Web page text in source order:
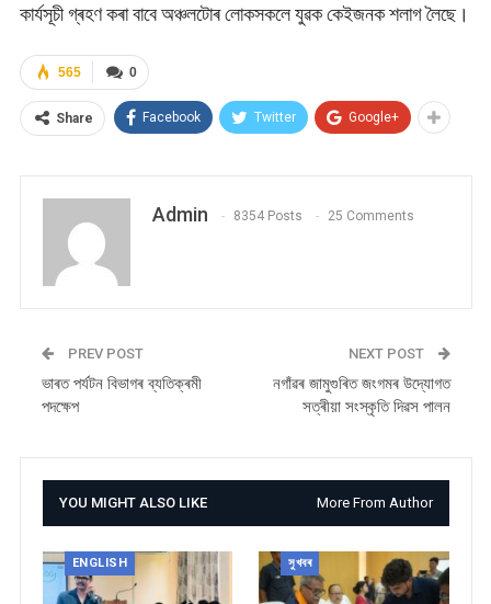
কাৰ্যসূচী গ্ৰহণ কৰা বাবে অঞ্চলটোৰ লোকসকলে যুৱক কেইজনক শলাগ লৈছে।
0
565
Share Facebook Twitter Google+
Admin 8354 Posts 25 Comments
PREV POST
ভাৰত পৰ্যটন বিভাগৰ ব্যতিক্ৰমী
পদক্ষেপ
NEXT POST
নগাঁৱৰ জামুগুৰিত জংগমৰ উদ্যোগত
সত্ৰীয়া সংস্কৃতি দিৱস পালন
YOU MIGHT ALSO LIKE More From Author
ENGLISH সুখবৰ